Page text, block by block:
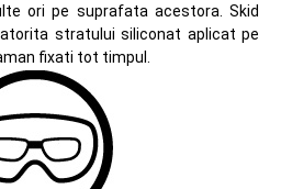
ori pe suprafata acestora. Skid
stratului siliconat aplicat pe
fixati tot timpul.